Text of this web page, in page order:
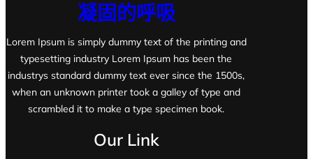
凝固的呼吸
Lorem Ipsum is simply dummy text of the printing and
typesetting industry Lorem Ipsum has been the
industrys standard dummy text ever since the 1500s,
when an unknown printer took a galley of type and
scrambled it to make a type specimen book.
Our Link